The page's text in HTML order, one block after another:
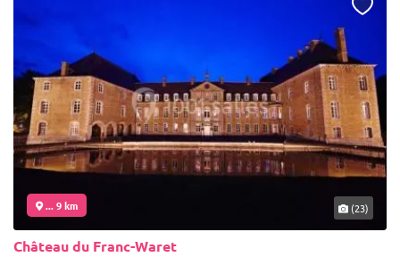
... 9 km (23)
Château du Franc-Waret